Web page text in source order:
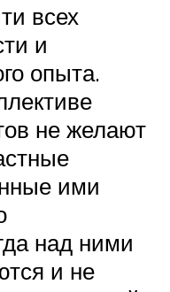
всех
и
опыта.
не желают
ими
над ними
и не